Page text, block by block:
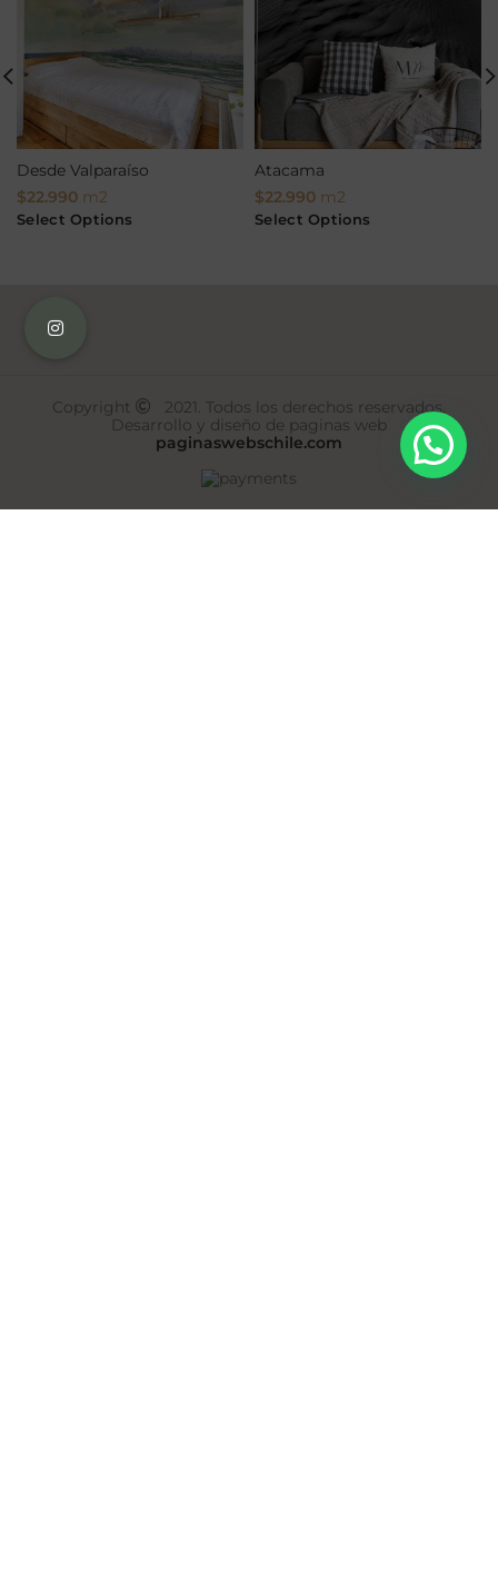
Desde Valparaíso
$22.990 m2
Select Options
Atacama
$22.990 m2
Select Options
Copyright
2021. Todos los derechos reservados.
Desarrollo y diseño de paginas web
paginaswebschile.com